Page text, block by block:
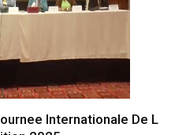
Internationale De L